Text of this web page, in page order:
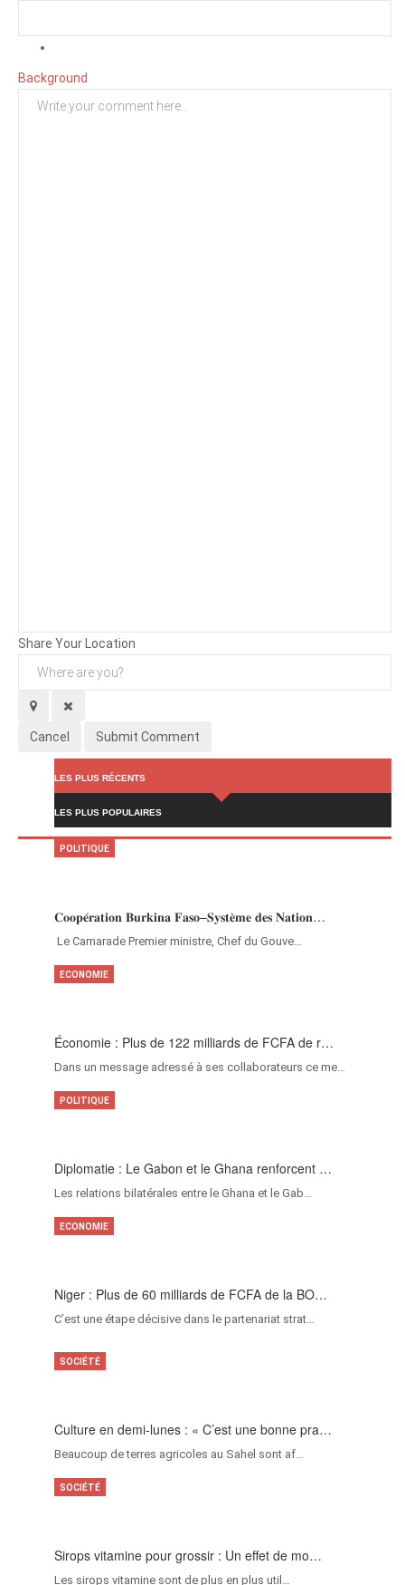
Background
Share Your Location
Cancel Submit Comment
LES PLUS RÉCENTS
LES PLUS POPULAIRES
𝐂𝐨𝐨𝐩𝐞́𝐫𝐚𝐭𝐢𝐨𝐧 𝐁𝐮𝐫𝐤𝐢𝐧𝐚 𝐅𝐚𝐬𝐨–𝐒𝐲𝐬𝐭𝐞̀𝐦𝐞 𝐝𝐞𝐬 𝐍𝐚𝐭𝐢𝐨𝐧…
‎Le Camarade Premier ministre, Chef du Gouve…
POLITIQUE
Économie : Plus de 122 milliards de FCFA de r…
Dans un message adressé à ses collaborateurs ce me…
ECONOMIE
Diplomatie : Le Gabon et le Ghana renforcent …
Les relations bilatérales entre le Ghana et le Gab…
POLITIQUE
Niger : Plus de 60 milliards de FCFA de la BO…
C’est une étape décisive dans le partenariat strat…
ECONOMIE
Culture en demi-lunes : « C’est une bonne pra…
Beaucoup de terres agricoles au Sahel sont af…
SOCIÉTÉ
Sirops vitamine pour grossir : Un effet de mo…
Les sirops vitamine sont de plus en plus util…
SOCIÉTÉ